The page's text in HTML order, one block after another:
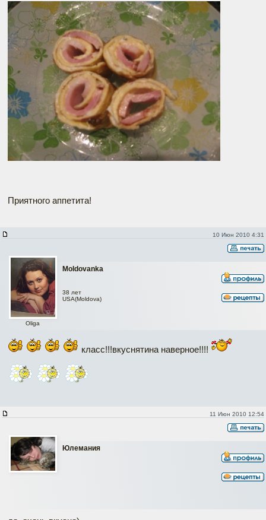
Приятного аппетита!
10 Июн 2010 4:31
Moldovanka
Oliga
38 лет
USA(Moldova)
класс!!!вкуснятина наверное!!!!
11 Июн 2010 12:54
Юлемания